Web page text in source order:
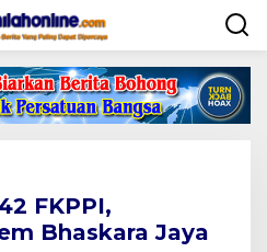
FKPPI,
Bhaskara Jaya